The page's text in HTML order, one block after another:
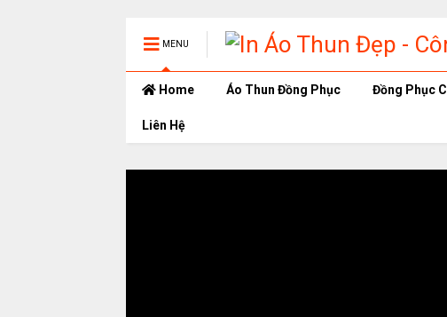
MENU
Home Áo Thun Đồng Phục Đồng Phục
Liên Hệ